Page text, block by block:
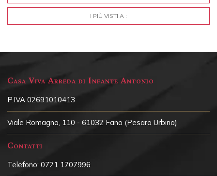
I PIÙ VISTI A :
Casa Viva Arreda di Infante Antonio
P.IVA 02691010413
Viale Romagna, 110 - 61032 Fano (Pesaro Urbino)
Contatti
Telefono: 0721 1707996